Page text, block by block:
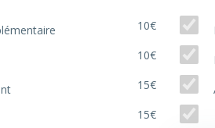
10€
10€
15€
15€